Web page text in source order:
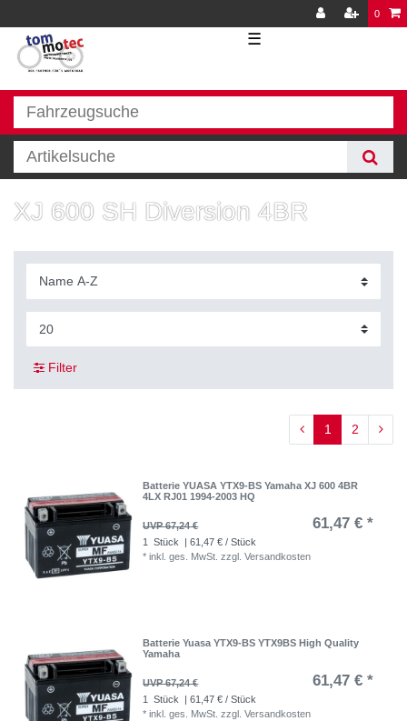
0
☰
XJ 600 SH Diversion 4BR
Filter
1 2
Batterie YUASA YTX9-BS Yamaha XJ 600 4BR
4LX RJ01 1994-2003 HQ
UVP 67,24 € 61,47 € *
1 Stück
| 61,47 € / Stück
*inkl. ges. MwSt. zzgl.Versandkosten
Batterie Yuasa YTX9-BS YTX9BS High Quality
Yamaha
UVP 67,24 € 61,47 € *
1 Stück
| 61,47 € / Stück
*inkl. ges. MwSt. zzgl.Versandkosten